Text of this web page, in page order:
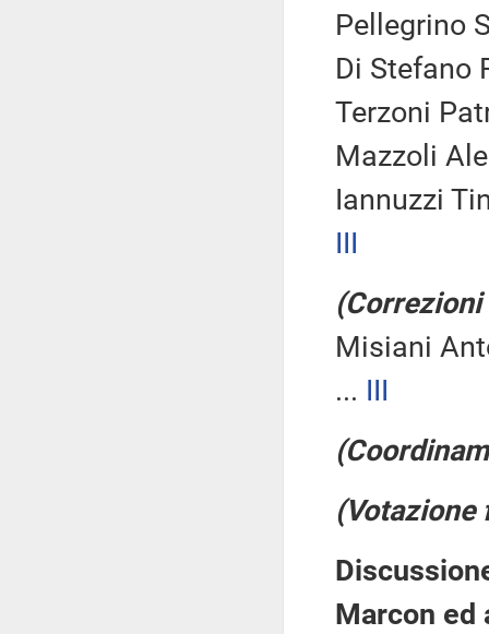
Pellegrino
Di Stefano
Terzoni
Mazzoli
Iannuzzi
III
Misiani
... III
(Votazione
Marcon ed